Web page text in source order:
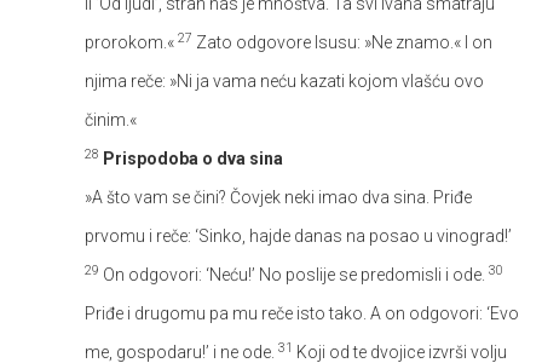
prorokom.« 27 Zato odgovore Isusu: »Ne znamo.« I on
njima reče: »Ni ja vama neću kazati kojom vlašću ovo
činim.«
28 Prispodoba o dva sina
»A što vam se čini? Čovjek neki imao dva sina. Priđe
prvomu i reče: ‘Sinko, hajde danas na posao u vinograd!’
29 On odgovori: ‘Neću!’ No poslije se predomisli i ode. 30
Priđe i drugomu pa mu reče isto tako. A on odgovori: ‘Evo
me, gospodaru!’ i ne ode. 31 Koji od te dvojice izvrši volju